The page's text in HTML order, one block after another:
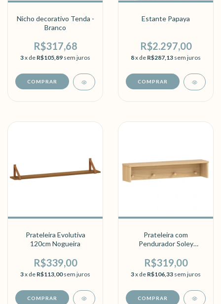
Nicho decorativo Tenda -
Branco
R$317,68
3x de R$105,89 sem juros
Estante Papaya
R$2.297,00
8x de R$287,13 sem juros
COMPRAR
Prateleira Evolutiva
120cm Nogueira
R$339,00
3x de R$113,00 sem juros
Prateleira com
Pendurador Soley
R$319,00
3x de R$106,33 sem juros